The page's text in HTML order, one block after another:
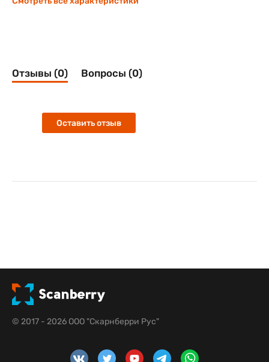
Отзывы (0) Вопросы (0)
Оставить отзыв
© 2017 - 2026 ООО "Скарнберри Рус"